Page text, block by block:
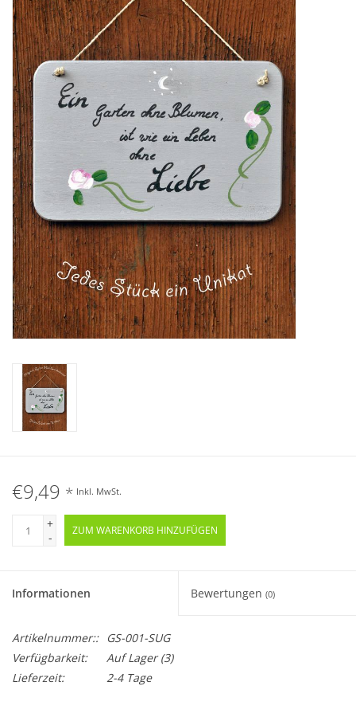
Katalog
€9,49 * Inkl. MwSt.
+
-
ZUM WARENKORB HINZUFÜGEN
Informationen Bewertungen (0)
Artikelnummer::
GS-001-SUG
Verfügbarkeit:
Auf Lager(3)
Lieferzeit:
2-4 Tage